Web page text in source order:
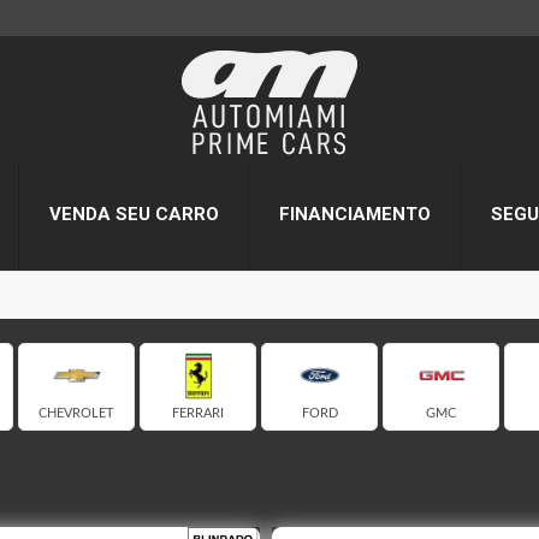
VENDA SEU CARRO FINANCIAMENTO
CHEVROLET FERRARI FORD GMC